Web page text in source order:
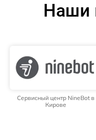
Наши
Сервисный центр NineBot в
Кирове